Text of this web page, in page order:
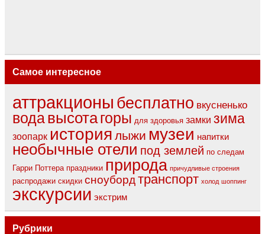
Самое интересное
аттракционы бесплатно вкусненько
водавысотагоры для здоровья замки зима
зоопарк история лыжи музеи напитки
необычные отели под землей по следам
Гарри Поттера праздники природа причудливые строения
распродажи скидки сноуборд транспорт холод шоппинг
экскурсии экстрим
Рубрики